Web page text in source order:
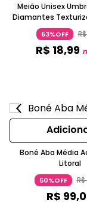
Meião Unisex
Diamantes
53%OFF R$
R$ 18,99
Boné Aba Média
Litoral
50%OFF R$
R$ 99,